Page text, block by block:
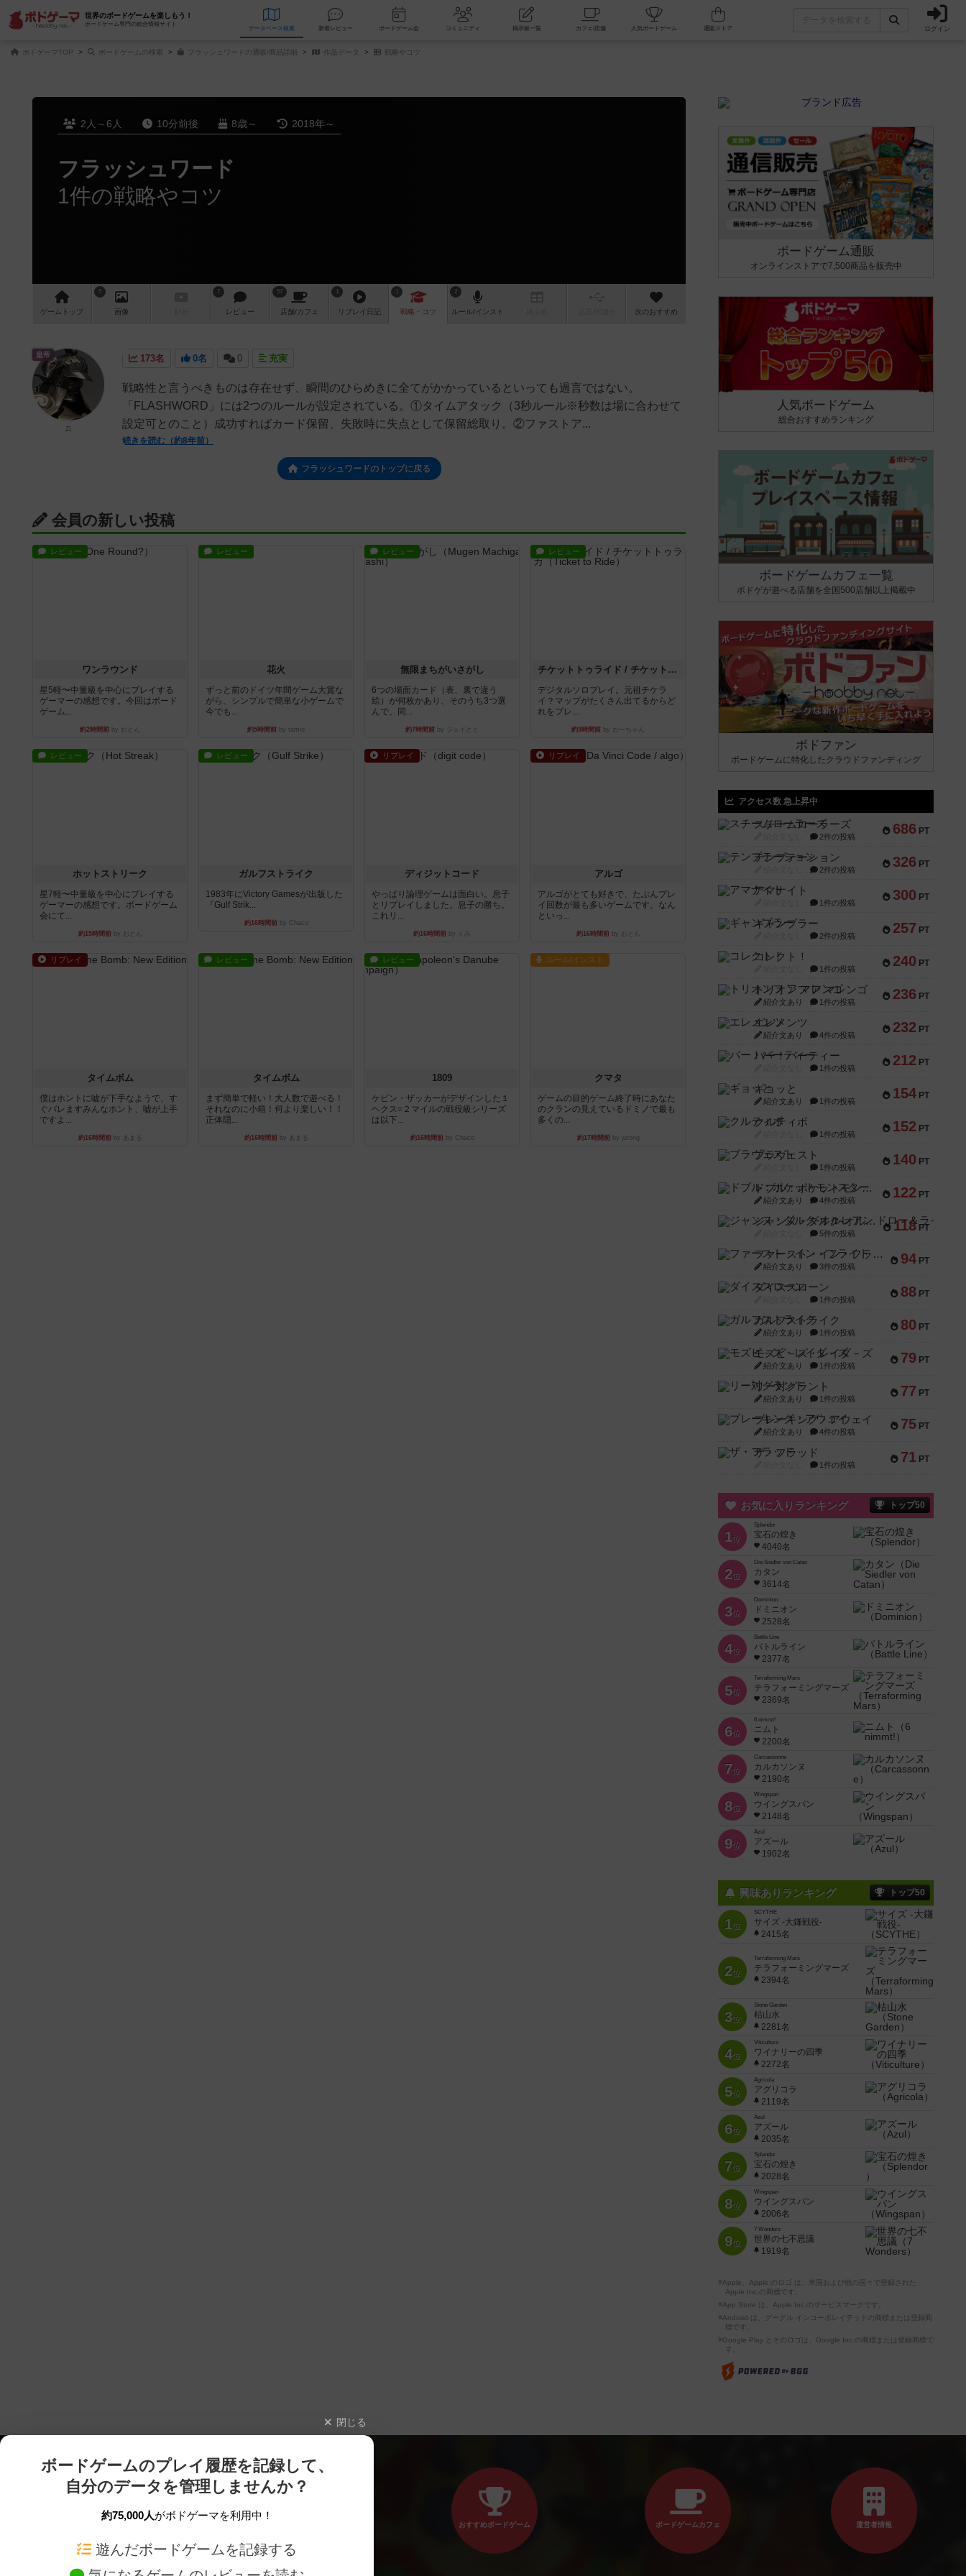
世界のボードゲームを楽しもう！
ボードゲーム専門の総合情報サイト
データベース 検索 新着レビュー ボードゲーム会 コミュニティ 掲示板一覧 カフェ/店舗 人気ボードゲーム ログイン
ボドゲーマTOP ボードゲームの検索 フラッシュワードの通販/商品詳細 作品データ 戦略やコツ
2人～6人 10分前後 8歳～ 2018年～
フラッシュワード
1件の戦略やコツ
ゲーム トップ
5
画像
7
レビュー
57
店舗/カフェ
1
リプレイ 日記
1
戦略 ・コツ
2
ルール/インスト 次のおすすめ
173名 0名 0 充実
戦略性と言うべきものは存在せず、瞬間のひらめきに全てがかかっているといっても過言ではない。
「FLASHWORD」には2つのルールが設定されている。①タイムアタック（3秒ルール※秒数は場に合わせて
設定可とのこと）成功すればカード保留、失敗時に失点として保留総取り。②ファストア...
続きを読む（約8年前）
皇帝
Zi
フラッシュワードのトップに戻る
会員の新しい投稿
レビュー
ワンラウンド
星5軽〜中量級を中心にプレイする
ゲーマーの感想です。今回はボード
ゲーム...
約2時間前 by おとん
レビュー
花火
ずっと前のドイツ年間ゲーム大賞な
がら、シンプルで簡単な小ゲームで
今でも...
約5時間前 by tamio
レビュー
無限まちがいさがし
6つの場面カード（表、裏で違う
絵）が何枚かあり、そのうち3つ選
んで、同...
約7時間前 by ジェイとと
レビュー
チケットトゥライド / チケットトゥライドアメリカ
デジタルソロプレイ。元祖チケラ
イ？マップがたくさん出てるからど
れをプレ...
約9時間前 by おーちゃん
レビュー
ホットストリーク
星7軽〜中量級を中心にプレイする
ゲーマーの感想です。ボードゲーム
会にて...
約15時間前by おとん
レビュー
ガルフストライク
1983年にVictory Gamesが出版した
『Gulf Strik...
約16時間前by Chaco
リプレイ
ディジットコード
やっぱり論理ゲームは面白い。息子
とリプレイしました。息子の勝ち。
これリ...
約16時間前 by くみ
リプレイ
アルゴ
アルゴがとても好きで、たぶんプレ
イ回数が最も多いゲームです。なん
といっ...
約16時間前by おとん
リプレイ
タイムボム
僕はホントに嘘が下手なようで、す
ぐバレますみんなホント、嘘が上手
ですよ...
約16時間前by あまる
レビュー
タイムボム
まず簡単で軽い！大人数で遊べる！
それなのに小箱！何より楽しい！！
正体隠...
約16時間前by あまる
レビュー
1809
ケビン・ザッカーがデザインした１
ヘクス=２マイルの戦役級シリーズ
は以下...
約16時間前by Chaco
ルール/インスト
クマタ
ゲームの目的ゲーム終了時にあなた
のクランの見えているドミノで最も
多くの...
約17時間前by jurong
ボードゲーム通販
オンラインストアで7,500商品を販売中
人気ボードゲーム
総合おすすめランキング
ボードゲームカフェ一覧
ボドゲが遊べる店舗を全国500店舗以上掲載中
ボドファン
ボードゲームに特化したクラウドファンディング
アクセス数 急上昇中
686 PT
スチームローラーズ
2件の投稿
326 PT
テンプテーション
2件の投稿
300 PT
アマナイト
1件の投稿
257 PT
ギャンブラー
2件の投稿
240 PT
コレクト！
1件の投稿
236 PT
トリオンフ ア マレンゴ
紹介文あり 1件の投稿
232 PT
エレメンツ
紹介文あり 4件の投稿
212 PT
バー！パーティー
1件の投稿
154 PT
ギョッと
紹介文あり 1件の投稿
152 PT
クルティボ
1件の投稿
140 PT
ブラヴェスト
1件の投稿
122 PT
ドブル：ポケットモンスター
紹介文あり 4件の投稿
118 PT
ジャンヌ・ダルク-オルレアン ドロー＆ライト
5件の投稿
94 PT
ファースト・イン・フライト
紹介文あり 3件の投稿
88 PT
ダイススローン
1件の投稿
80 PT
ガルフストライク
紹介文あり 1件の投稿
79 PT
モズビ－ズ・レイダ－ズ
紹介文あり 1件の投稿
77 PT
リー対グラント
紹介文あり 1件の投稿
75 PT
ブレーキング・アウェイ
紹介文あり 4件の投稿
71 PT
ザ・フラッド
1件の投稿
お気に入りランキング トップ50
1位
Splendor
宝石の煌き
4040名
2位
Die Siedler von Catan
カタン
3614名
3位
Dominion
ドミニオン
2528名
4位
Battle Line
バトルライン
2377名
5位
Terraforming Mars
テラフォーミングマーズ
2369名
6位
6 nimmt!
ニムト
2200名
7位
Carcassonne
カルカソンヌ
2190名
8位
Wingspan
ウイングスパン
2148名
9位
Azul
アズール
1902名
興味ありランキング トップ50
1位
SCYTHE
サイズ -大鎌戦役-
2415名
2位
Terraforming Mars
テラフォーミングマーズ
2394名
3位
Stone Garden
枯山水
2281名
4位
Viticulture
ワイナリーの四季
2272名
5位
Agricola
アグリコラ
2119名
6位
Azul
アズール
2035名
7位
Splendor
宝石の煌き
2028名
8位
Wingspan
ウイングスパン
2006名
9位
7 Wonders
世界の七不思議
1919名
※Apple、Apple のロゴ は、米国および他の国々で登録された
Apple Inc.の商標です。
※App Store は、Apple Inc.のサービスマークです。
※Android は、グーグル インコーポレイテッドの商標または登録商
標です。
※Google Play とそのロゴは、Google Inc.の商標または登録商標で
す。
閉じる
ボードゲームのプレイ履歴を記録して、
自分のデータを管理しませんか？
約75,000人がボドゲーマを利用中！
遊んだボードゲームを記録する
おすすめボードゲーム ボードゲームカフェ 運営者情報